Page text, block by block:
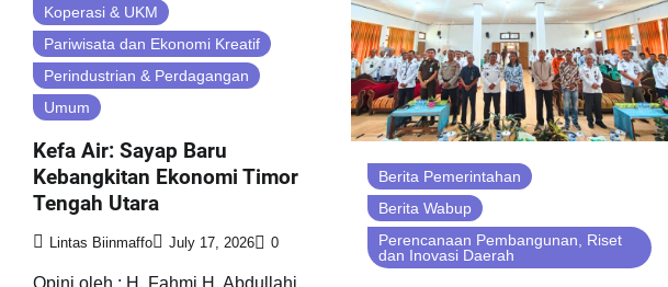
Koperasi & UKM
Pariwisata dan Ekonomi Kreatif
Perindustrian & Perdagangan
Umum
Kefa Air: Sayap Baru
Kebangkitan Ekonomi Timor
Tengah Utara
Lintas Biinmaffo July 17, 2026 0
Berita Pemerintahan
Berita Wabup
Perencanaan Pembangunan, Riset
dan Inovasi Daerah